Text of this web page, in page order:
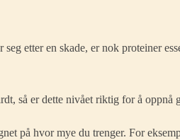
etter en skade, er nok proteiner
så er dette nivået riktig for å oppnå
på hvor mye du trenger. For